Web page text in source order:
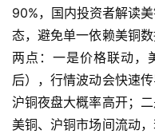
90%，国内投资者解读
态，避免单一依赖美铜
两点：一是价格联动，
后），行情波动会快速
沪铜夜盘大概率高开；
美铜、沪铜市场间流动